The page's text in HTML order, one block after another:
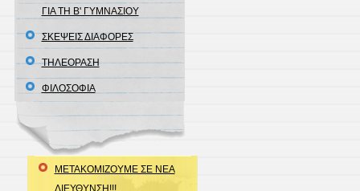
ΓΙΑ ΤΗ Β' ΓΥΜΝΑΣΙΟΥ
ΣΚΕΨΕΙΣ ΔΙΑΦΟΡΕΣ
ΤΗΛΕΟΡΑΣΗ
ΦΙΛΟΣΟΦΙΑ
ΜΕΤΑΚΟΜΙΖΟΥΜΕ ΣΕ ΝΕΑ
ΔΙΕΥΘΥΝΣΗ!!!